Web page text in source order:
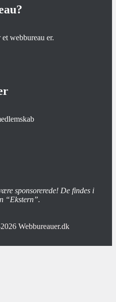
et webbureau er.
sponsorerede! De findes i
“Ekstern”.
Webbureauer.dk